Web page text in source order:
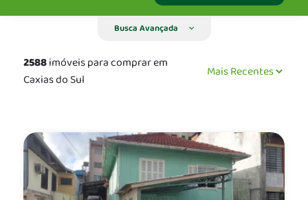
Busca Avançada
2588imóveis para comprar em
Caxias do Sul